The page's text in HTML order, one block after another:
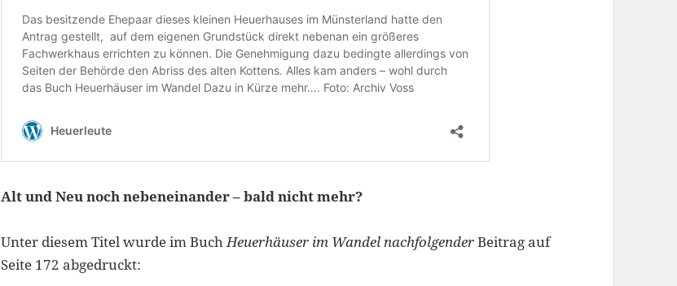
Alt und Neu noch nebeneinander – bald nicht mehr?
Unter diesem Titel wurde im BuchHeuerhäuser im Wandel nachfolgenderBeitrag auf
Seite 172 abgedruckt: